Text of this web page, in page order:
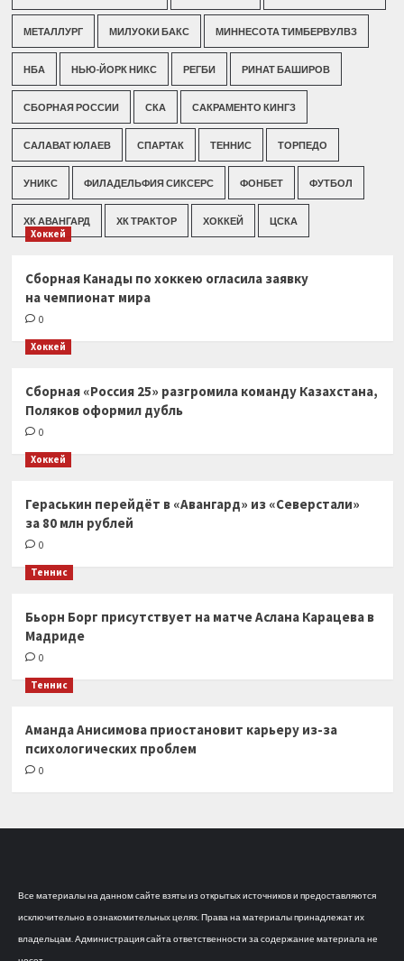
МЕТАЛЛУРГ МИЛУОКИ БАКС МИННЕСОТА ТИМБЕРВУЛВЗ
НБА НЬЮ-ЙОРК НИКС РЕГБИ РИНАТ БАШИРОВ
СБОРНАЯ РОССИИ СКА САКРАМЕНТО КИНГЗ
САЛАВАТ ЮЛАЕВ СПАРТАК ТЕННИС ТОРПЕДО
УНИКС ФИЛАДЕЛЬФИЯ СИКСЕРС ФОНБЕТ ФУТБОЛ
ХК АВАНГАРД ХК ТРАКТОР ХОККЕЙ ЦСКА
Хоккей
Сборная Канады по хоккею огласила заявку
на чемпионат мира
0
Хоккей
Сборная «Россия 25» разгромила команду Казахстана,
Поляков оформил дубль
0
Хоккей
Гераськин перейдёт в «Авангард» из «Северстали»
за 80 млн рублей
0
Теннис
Бьорн Борг присутствует на матче Аслана Карацева в
Мадриде
0
Теннис
Аманда Анисимова приостановит карьеру из-за
психологических проблем
0
Все материалы на данном сайте взяты из открытых источников и предоставляются
исключительно в ознакомительных целях. Права на материалы принадлежат их
владельцам. Администрация сайта ответственности за содержание материала не